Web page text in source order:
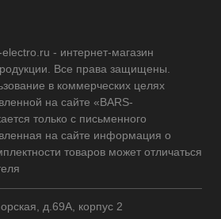
- интернет-магазин
Все права защищены.
в коммерческих целях
на сайте «BARS-
только с письменного
на сайте информация о
товаров может отличаться
д.69А, корпус 2